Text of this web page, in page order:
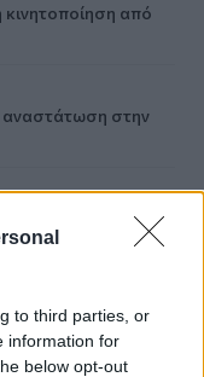
to third parties, or
information for
below opt-out
από
αναστάτωση στην
–